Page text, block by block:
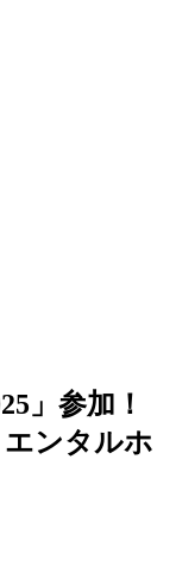
」参加！
ンタルホ